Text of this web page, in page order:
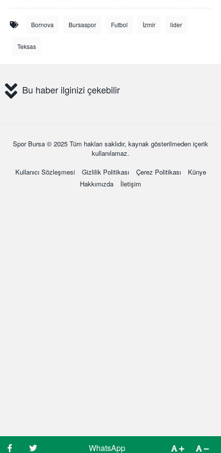
WhatsApp
Bornova Bursaspor Futbol İzmir lider
Teksas
WhatsApp
Bu haber ilginizi çekebilir
Spor Bursa © 2025 Tüm hakları saklıdır, kaynak gösterilmeden içerik
kullanılamaz.
Kullanıcı Sözleşmesi
Gizlilik Politikası Çerez Politikası
Künye
Hakkımızda
İletişim